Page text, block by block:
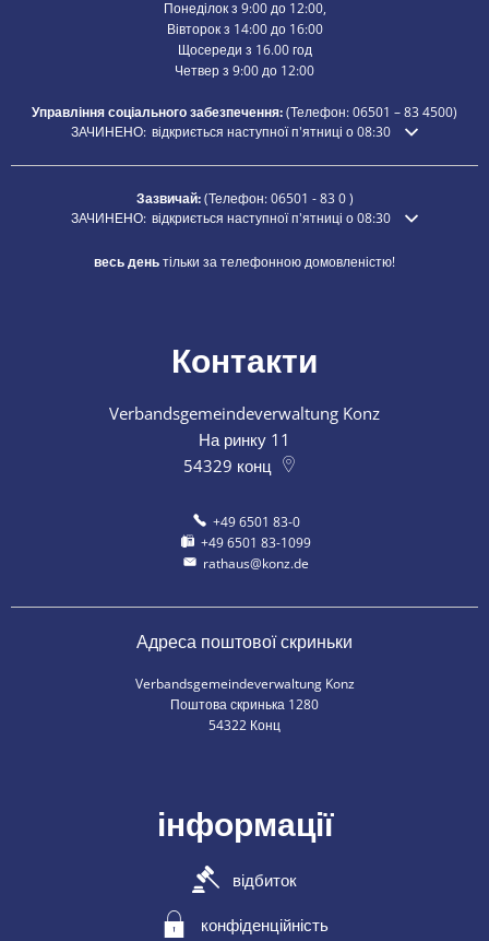
Понеділок з 9:00 до 12:00,
Вівторок з 14:00 до 16:00
Щосереди з 16.00 год
Четвер з 9:00 до 12:00
Управління соціального забезпечення:(Телефон:06501 – 834500)
Натисніть, щоб приховати додатковий час відкриття або закриття
ЗАЧИНЕНО: відкриється наступної п'ятниці о 08:30
Зазвичай:(Телефон:06501 - 83 0)
Натисніть, щоб приховати додатковий час відкриття або закриття
ЗАЧИНЕНО: відкриється наступної п'ятниці о 08:30
весь деньтільки за телефонною домовленістю!
Контакти
Verbandsgemeindeverwaltung Konz
На ринку 11
54329 конц
+49 6501 83-0
+49 6501 83-1099
rathaus@konz.de
Адреса поштової скриньки
Verbandsgemeindeverwaltung Konz
Поштова скринька 1280
54322 Конц
інформації
відбиток
конфіденційність